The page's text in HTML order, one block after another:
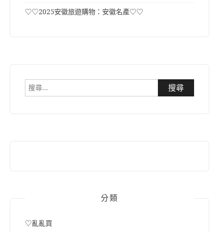
♡♡2025安徽旅遊購物：安徽名產♡♡
搜
分類
♡亂亂買